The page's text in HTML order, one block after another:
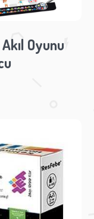
Oyunu